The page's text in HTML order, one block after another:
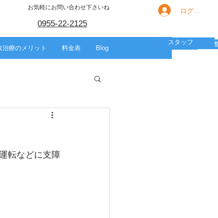
お気軽にお問い合わせ下さいね
0955-22-2125
ログイン
治療のメリット 料金表 Blog
スポーツ
美容整体
箇所別の痛み
HOME
スタッフ
転などに支障